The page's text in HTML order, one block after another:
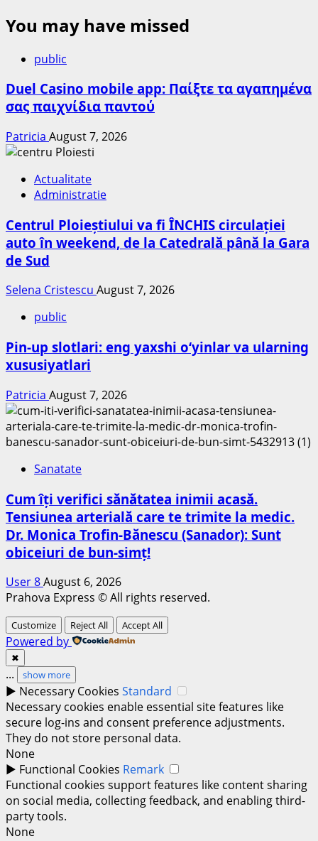
You may have missed
public
Duel Casino mobile app: Παίξτε τα αγαπημένα
σας παιχνίδια παντού
Patricia August 7, 2026
Actualitate
Administratie
Centrul Ploieștiului va fi ÎNCHIS circulației
auto în weekend, de la Catedrală până la Gara
de Sud
Selena Cristescu August 7, 2026
public
Pin-up slotlari: eng yaxshi o‘yinlar va ularning
xususiyatlari
Patricia August 7, 2026
Sanatate
Cum îți verifici sănătatea inimii acasă.
Tensiunea arterială care te trimite la medic.
Dr. Monica Trofin-Bănescu (Sanador): Sunt
obiceiuri de bun-simț!
User 8August 6, 2026
Prahova Express © All rights reserved.
Customize Reject All Accept All
Powered by
✖
... show more
► Necessary Cookies Standard
Necessary cookies enable essential site features like
secure log-ins and consent preference adjustments.
They do not store personal data.
None
► Functional Cookies Remark
Functional cookies support features like content sharing
on social media, collecting feedback, and enabling third-
party tools.
None